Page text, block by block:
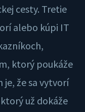
cesty. Tretie
alebo kúpi IT
ktorý poukáže
je, že sa vytvorí
už dokáže